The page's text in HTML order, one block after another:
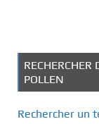
POLLEN
Rechercher un